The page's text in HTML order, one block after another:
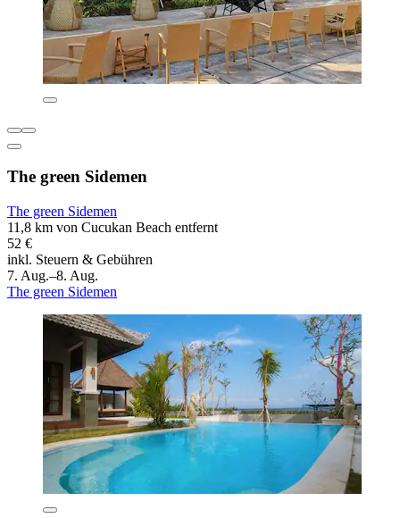
The green Sidemen
The green Sidemen
11,8 km von Cucukan Beach entfernt
52 €
inkl. Steuern & Gebühren
7. Aug.–8. Aug.
The green Sidemen